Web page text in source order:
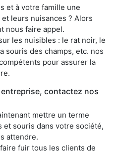
et à votre famille une
leurs nuisances ? Alors
nous faire appel.
les nuisibles : le rat noir, le
souris des champs, etc. nos
pour assurer la
contactez nos
mettre un terme
souris dans votre société,
attendre.
fuir tous les clients de